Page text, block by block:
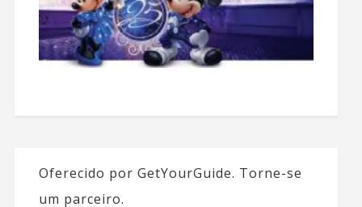
Oferecido por GetYourGuide. Torne-se
um parceiro.